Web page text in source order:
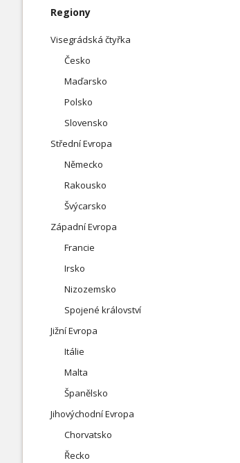
Jihovýchodní Evropa
Chorvatsko
Přeskočit
Regiony
Visegrádská čtyřka
Česko
Maďarsko
Polsko
Slovensko
Střední Evropa
Německo
Rakousko
Švýcarsko
Západní Evropa
Francie
Irsko
Nizozemsko
Spojené království
Jižní Evropa
Itálie
Malta
Španělsko
Jihovýchodní Evropa
Chorvatsko
Řecko